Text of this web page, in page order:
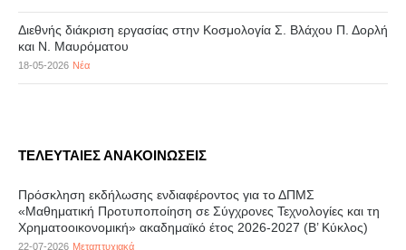
Διεθνής διάκριση εργασίας στην Κοσμολογία Σ. Βλάχου Π. Δορλή
και Ν. Μαυρόματου
18-05-2026 Νέα
ΤΕΛΕΥΤΑΙΕΣ ΑΝΑΚΟΙΝΩΣΕΙΣ
Πρόσκληση εκδήλωσης ενδιαφέροντος για το ΔΠΜΣ
«Μαθηματική Προτυποποίηση σε Σύγχρονες Τεχνολογίες και τη
Χρηματοοικονομική» ακαδημαϊκό έτος 2026-2027 (B’ Kύκλος)
22-07-2026 Μεταπτυχιακά